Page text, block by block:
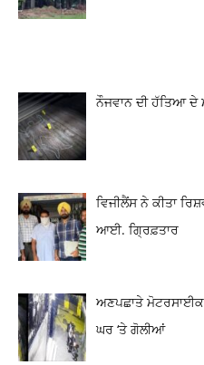
ਨੌਜਵਾਨ ਦੀ ਹੱਤਿਆ ਦੇ
ਵਿਜੀਲੈਂਸ ਨੇ ਕੀਤਾ
ਆਈ. ਗ੍ਰਿਫ਼ਤਾਰ
ਅਣਪਛਾਤੇ
ਘਰ ‘ਤੇ ਗੋਲੀਆਂ